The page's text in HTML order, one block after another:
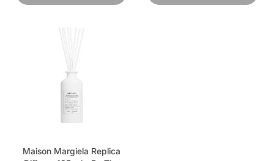
Maison Margiela Replica